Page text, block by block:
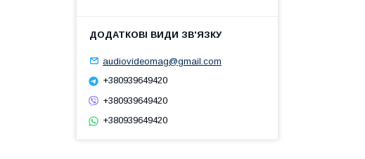
audiovideomag@gmail.com
+380939649420
+380939649420
+380939649420